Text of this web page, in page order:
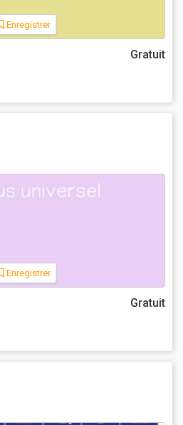
Enregistrer
Gratuit
Enregistrer
Gratuit